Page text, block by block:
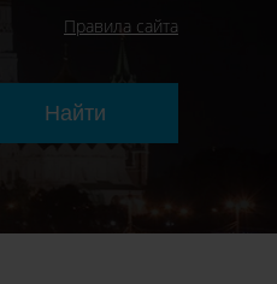
Правила сайта